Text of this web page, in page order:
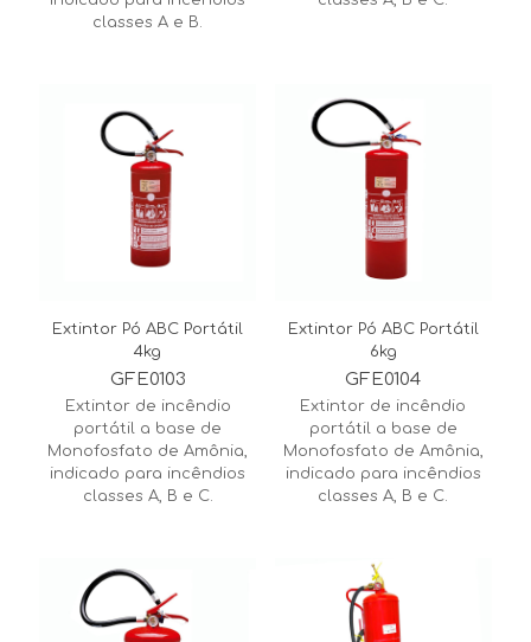
classes A e B.
Extintor Pó ABC Portátil
4kg
GFE0103
Extintor de incêndio
portátil a base de
Monofosfato de Amônia,
indicado para incêndios
classes A, B e C.
Extintor Pó ABC Portátil
6kg
GFE0104
Extintor de incêndio
portátil a base de
Monofosfato de Amônia,
indicado para incêndios
classes A, B e C.